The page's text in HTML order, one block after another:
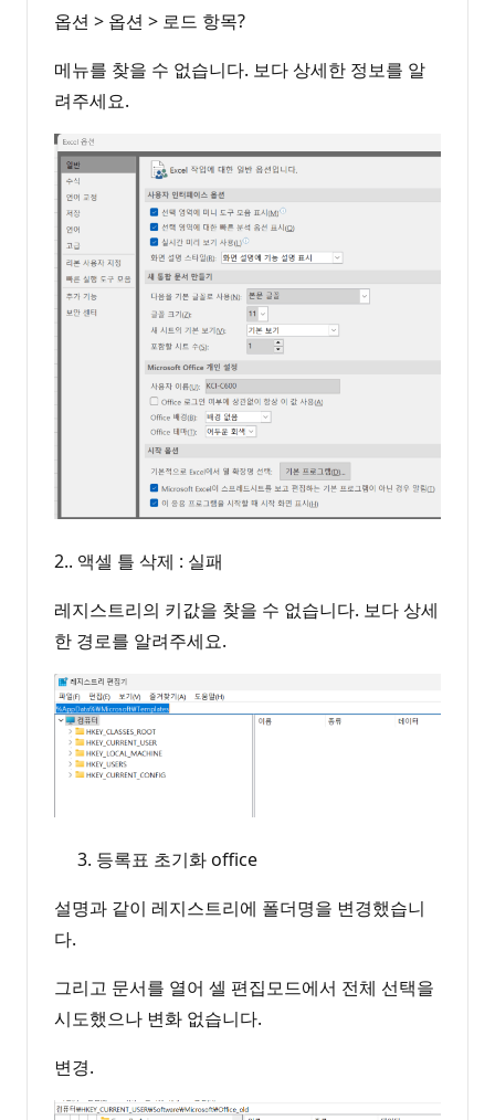
옵션 > 옵션 > 로드 항목?
메뉴를 찾을 수 없습니다. 보다 상세한 정보를 알
려주세요.
2.. 액셀 틀 삭제 : 실패
레지스트리의 키값을 찾을 수 없습니다. 보다 상세
한 경로를 알려주세요.
등록표 초기화 office
설명과 같이 레지스트리에 폴더명을 변경했습니
다.
그리고 문서를 열어 셀 편집모드에서 전체 선택을
시도했으나 변화 없습니다.
변경.